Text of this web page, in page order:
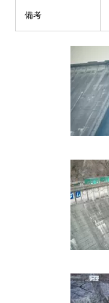
備考